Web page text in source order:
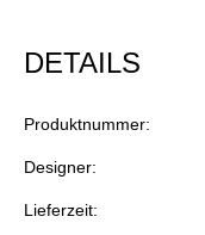
DETAILS
Produktnummer:
Designer:
Lieferzeit: